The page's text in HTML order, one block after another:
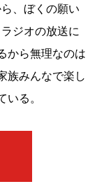
、ぼくの願い
ジオの放送に
から無理なのは
族みんなで楽し
いる。